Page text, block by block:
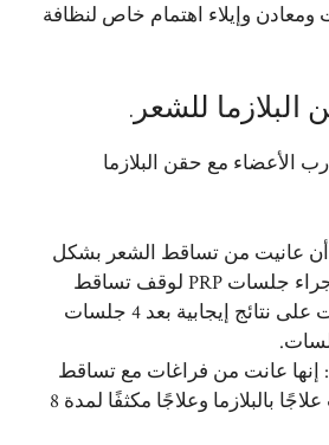
ومعادن وإيلاء اهتمام خاص لنظافة
للشعر.
الأعضاء مع حقن البلازما
أن عانيت من تساقط الشعر بشكل
كبير، قمت بإجراء جلسات PRP لوقف تساقط
الشعر، حصلت على نتائج إيجابية بعد 4 جلسات
إنها عانت من فراغات مع تساقط
الشعر وتلقت علاجًا بالبلازما وعلاجًا مكثفًا لمدة 8